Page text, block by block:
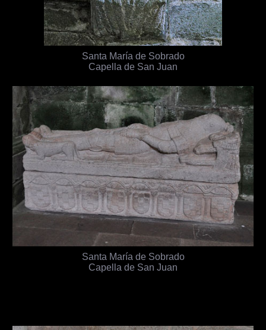
Santa María de Sobrado
Capella de San Juan
Santa María de Sobrado
Capella de San Juan